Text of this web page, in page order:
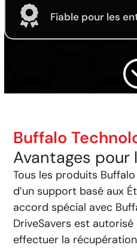
Fiable pour les
Buffalo
Avantages pour
Tous les produits
d’un support basé aux
accord spécial avec
DriveSavers est
effectuer la